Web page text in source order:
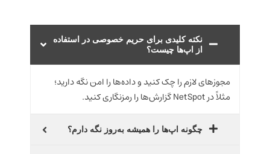
نکته کلیدی برای حریم خصوصی در استفاده
از اپ‌ها چیست؟
مجوزهای لازم را چک کنید و داده‌ها را امن نگه دارید؛
مثلاً در NetSpot گزارش‌ها را رمزنگاری کنید.
چگونه اپ‌ها را همیشه به‌روز نگه دارم؟